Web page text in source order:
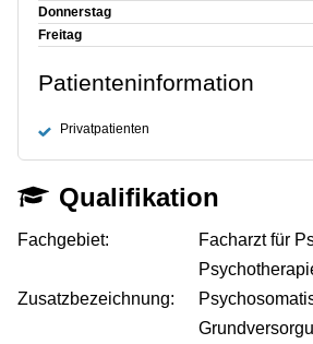
Donnerstag
Freitag
Patienteninformation
Privatpatienten
Qualifikation
Fachgebiet:
Facharzt für
Zusatzbezeichnung: